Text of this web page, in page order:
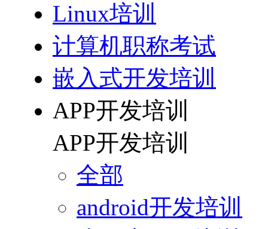
Linux培训
计算机职称考试
嵌入式开发培训
APP开发培训
APP开发培训
全部
android开发培训